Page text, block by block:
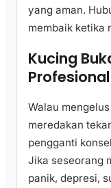
yang aman.
membaik ketika
Kucing
Profesional
Walau
meredakan
pengganti
Jika seseorang
panik, depresi,